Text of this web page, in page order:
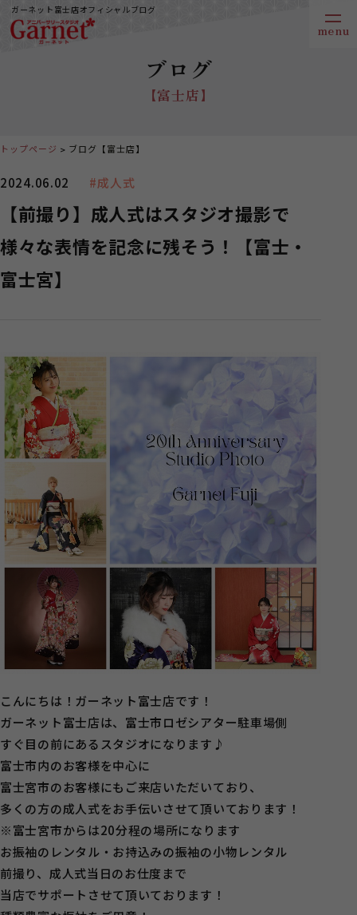
ガーネット富士店オフィシャルブログ
ブログ
【富士店】
2024.06.02 #成人式
【前撮り】成人式はスタジオ撮影で
様々な表情を記念に残そう！【富士・
富士宮】
こんにちは！ガーネット富士店です！
ガーネット富士店は、富士市ロゼシアター駐車場側
すぐ目の前にあるスタジオになります♪
富士市内のお客様を中心に
富士宮市のお客様にもご来店いただいており、
多くの方の成人式をお手伝いさせて頂いております！
※富士宮市からは20分程の場所になります
お振袖のレンタル・お持込みの振袖の小物レンタル
前撮り、成人式当日のお仕度まで
当店でサポートさせて頂いております！
トップページ ブログ【富士店】